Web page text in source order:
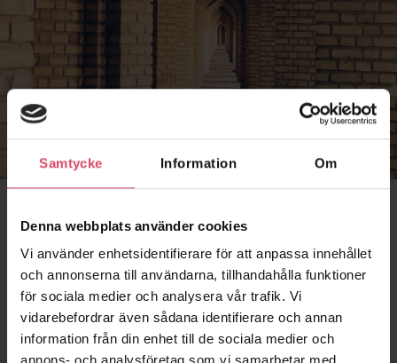
Samtycke Information Om
Denna webbplats använder cookies
Vi använder enhetsidentifierare för att anpassa innehållet
och annonserna till användarna, tillhandahålla funktioner
för sociala medier och analysera vår trafik. Vi
vidarebefordrar även sådana identifierare och annan
information från din enhet till de sociala medier och
Murverksdetaljer
Läs mer om vad som är viktigt att tänka på kring
olika sorters tegelkonstruktioner — här hittar du det
där som är viktigt att tänka på.